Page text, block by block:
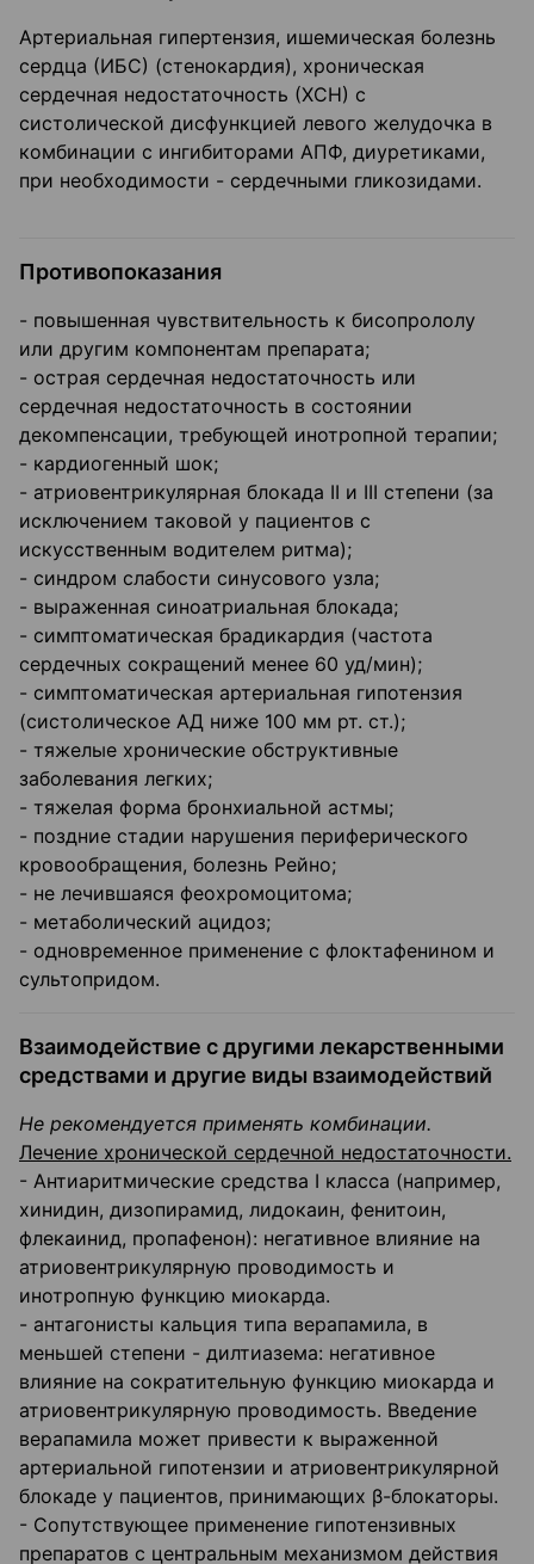
Артериальная гипертензия, ишемическая болезнь
сердца (ИБС) (стенокардия), хроническая
сердечная недостаточность (ХСН) с
систолической дисфункцией левого желудочка в
комбинации с ингибиторами АПФ, диуретиками,
при необходимости - сердечными гликозидами.
Противопоказания
- повышенная чувствительность к бисопрололу
или другим компонентам препарата;
- острая сердечная недостаточность или
сердечная недостаточность в состоянии
декомпенсации, требующей инотропной терапии;
- кардиогенный шок;
- атриовентрикулярная блокада II и III степени (за
исключением таковой у пациентов с
искусственным водителем ритма);
- синдром слабости синусового узла;
- выраженная синоатриальная блокада;
- симптоматическая брадикардия (частота
сердечных сокращений менее 60 уд/мин);
- симптоматическая артериальная гипотензия
(систолическое АД ниже 100 мм рт. ст.);
- тяжелые хронические обструктивные
заболевания легких;
- тяжелая форма бронхиальной астмы;
- поздние стадии нарушения периферического
кровообращения, болезнь Рейно;
- не лечившаяся феохромоцитома;
- метаболический ацидоз;
- одновременное применение с флоктафенином и
сультопридом.
Взаимодействие с другими лекарственными
средствами и другие виды взаимодействий
Не рекомендуется применять комбинации.
Лечение хронической сердечной недостаточности.
- Антиаритмические средства I класса (например,
хинидин, дизопирамид, лидокаин, фенитоин,
флекаинид, пропафенон): негативное влияние на
атриовентрикулярную проводимость и
инотропную функцию миокарда.
- антагонисты кальция типа верапамила, в
меньшей степени - дилтиазема: негативное
влияние на сократительную функцию миокарда и
атриовентрикулярную проводимость. Введение
верапамила может привести к выраженной
артериальной гипотензии и атриовентрикулярной
блокаде у пациентов, принимающих β-блокаторы.
- Сопутствующее применение гипотензивных
препаратов с центральным механизмом действия